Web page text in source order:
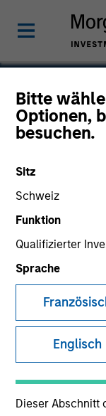
Bitte
Optionen,
besuchen.
Sitz
Schweiz
Funktion
Qualifizierter
Sprache
Englisch
Dieser Abschnitt
Cytyc
SECTOR